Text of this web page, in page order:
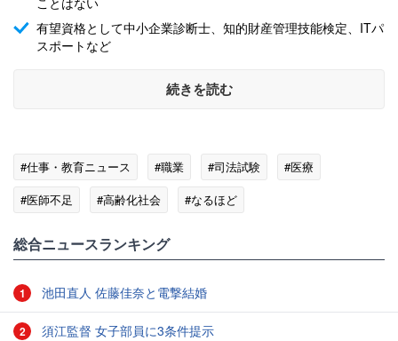
有望資格として中小企業診断士、知的財産管理技能検定、ITパ
スポートなど
続きを読む
#仕事・教育ニュース #職業 #司法試験
#医療
#医師不足
#高齢化社会 #なるほど
総合ニュースランキング
1 池田直人 佐藤佳奈と電撃結婚
2 須江監督 女子部員に3条件提示